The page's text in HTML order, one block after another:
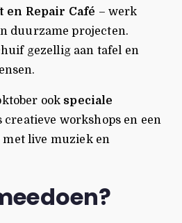
Repair Café – werk
duurzame projecten.
gezellig aan tafel en
ook speciale
creatieve workshops en een
live muziek en